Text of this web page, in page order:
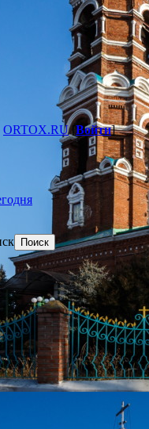
ORTOX.RU[Войти]